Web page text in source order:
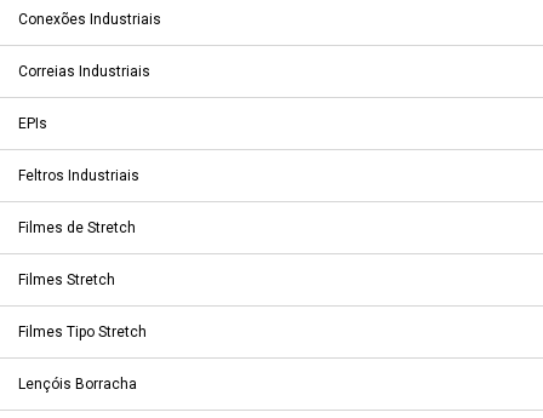
Conexões Industriais
Correias Industriais
EPIs
Feltros Industriais
Filmes de Stretch
Filmes Stretch
Filmes Tipo Stretch
Lençóis Borracha